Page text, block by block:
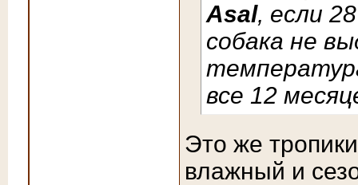
Asal, если
собака не
все 12
Это же
влажный и